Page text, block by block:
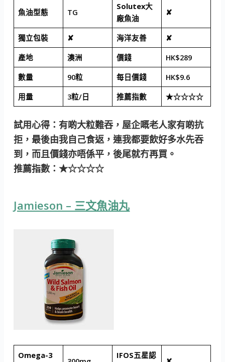
魚油型態 TG
Solutex大
廠魚油
✘
獨立包裝 ✘ 海洋友善
✘
產地
澳洲 價錢
HK$289
數量
90粒 每日價錢
HK$9.6
用量
3粒/日 推薦指數 ★☆☆☆☆
試用心得：有啲大粒難吞，屋企嘅老人家有啲抗
拒，最後由我自己食返，連我都要飲好多水先吞
到，而且價錢亦唔係平，後尾就冇再買。
推薦指數：★☆☆☆☆
Jamieson – 三文魚油丸
Omega-3
IFOS五星認